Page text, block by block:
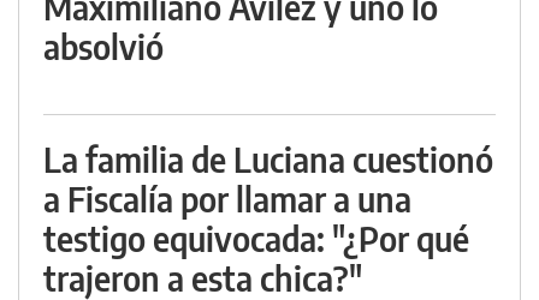
absolvió
La familia de Luciana cuestionó
a Fiscalía por llamar a una
testigo equivocada: "¿Por qué
trajeron a esta chica?"